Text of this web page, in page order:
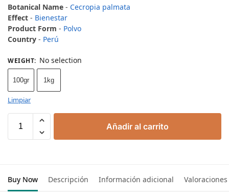
Botanical Name - Cecropia palmata
Effect - Bienestar
Product Form - Polvo
Country - Perú
WEIGHT: No selection
100gr 1kg
Limpiar
Añadir al carrito
Buy Now Descripción Información adicional Valoraciones